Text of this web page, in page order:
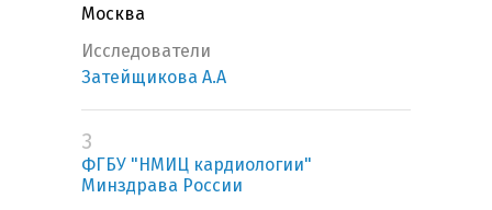
Москва
Исследователи
Затейщикова А.А
3
ФГБУ "НМИЦ кардиологии"
Минздрава России